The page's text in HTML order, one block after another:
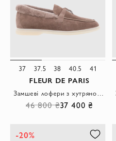
37 37.5 38 40.5 41
FLEUR DE PARIS
46 800 ₴37 400 ₴
-20%